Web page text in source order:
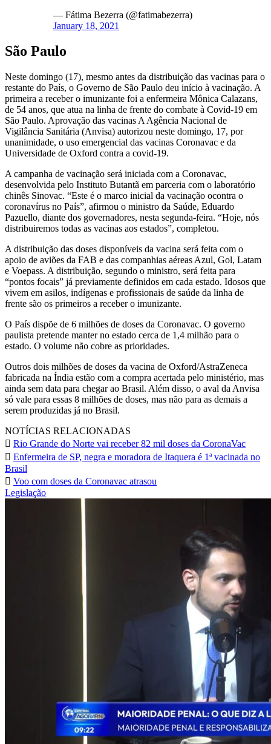
— Fátima Bezerra (@fatimabezerra)
January 18, 2021
São Paulo
Neste domingo (17), mesmo antes da distribuição das vacinas para o
restante do País, o Governo de São Paulo deu início à vacinação. A
primeira a receber o imunizante foi a enfermeira Mônica Calazans,
de 54 anos, que atua na linha de frente do combate à Covid-19 em
São Paulo. Aprovação das vacinas A Agência Nacional de
Vigilância Sanitária (Anvisa) autorizou neste domingo, 17, por
unanimidade, o uso emergencial das vacinas Coronavac e da
Universidade de Oxford contra a covid-19.
A campanha de vacinação será iniciada com a Coronavac,
desenvolvida pelo Instituto Butantã em parceria com o laboratório
chinês Sinovac. “Este é o marco inicial da vacinação ocontra o
coronavírus no País”, afirmou o ministro da Saúde, Eduardo
Pazuello, diante dos governadores, nesta segunda-feira. “Hoje, nós
distribuiremos todas as vacinas aos estados”, completou.
A distribuição das doses disponíveis da vacina será feita com o
apoio de aviões da FAB e das companhias aéreas Azul, Gol, Latam
e Voepass. A distribuição, segundo o ministro, será feita para
“pontos focais” já previamente definidos em cada estado. Idosos que
vivem em asilos, indígenas e profissionais de saúde da linha de
frente são os primeiros a receber o imunizante.
O País dispõe de 6 milhões de doses da Coronavac. O governo
paulista pretende manter no estado cerca de 1,4 milhão para o
estado. O volume não cobre as prioridades.
Outros dois milhões de doses da vacina de Oxford/AstraZeneca
fabricada na Índia estão com a compra acertada pelo ministério, mas
ainda sem data para chegar ao Brasil. Além disso, o aval da Anvisa
só vale para essas 8 milhões de doses, mas não para as demais a
serem produzidas já no Brasil.
NOTÍCIAS RELACIONADAS
Rio Grande do Norte vai receber 82 mil doses da CoronaVac
Enfermeira de SP, negra e moradora de Itaquera é 1ª vacinada no
Brasil
Voo com doses da Coronavac atrasou
Legislação